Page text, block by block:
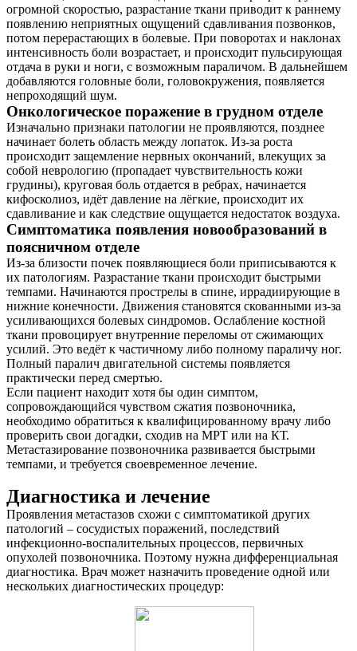
огромной скоростью, разрастание ткани приводит к раннему
появлению неприятных ощущений сдавливания позвонков,
потом перерастающих в болевые. При поворотах и наклонах
интенсивность боли возрастает, и происходит пульсирующая
отдача в руки и ноги, с возможным параличом. В дальнейшем
добавляются головные боли, головокружения, появляется
непроходящий шум.
Онкологическое поражение в грудном отделе
Изначально признаки патологии не проявляются, позднее
начинает болеть область между лопаток. Из-за роста
происходит защемление нервных окончаний, влекущих за
собой неврологию (пропадает чувствительность кожи
грудины), круговая боль отдается в ребрах, начинается
кифосколиоз, идёт давление на лёгкие, происходит их
сдавливание и как следствие ощущается недостаток воздуха.
Симптоматика появления новообразований в
поясничном отделе
Из-за близости почек появляющиеся боли приписываются к
их патологиям. Разрастание ткани происходит быстрыми
темпами. Начинаются прострелы в спине, иррадиирующие в
нижние конечности. Движения становятся скованными из-за
усиливающихся болевых синдромов. Ослабление костной
ткани провоцирует внутренние переломы от сжимающих
усилий. Это ведёт к частичному либо полному параличу ног.
Полный паралич двигательной системы появляется
практически перед смертью.
Если пациент находит хотя бы один симптом,
сопровождающийся чувством сжатия позвоночника,
необходимо обратиться к квалифицированному врачу либо
проверить свои догадки, сходив на МРТ или на КТ.
Метастазирование позвоночника развивается быстрыми
темпами, и требуется своевременное лечение.
Диагностика и лечение
Проявления метастазов схожи с симптоматикой других
патологий – сосудистых поражений, последствий
инфекционно-воспалительных процессов, первичных
опухолей позвоночника. Поэтому нужна дифференциальная
диагностика. Врач может назначить проведение одной или
нескольких диагностических процедур: